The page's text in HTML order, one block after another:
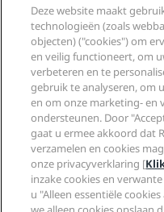
Radisson Hotels-app
Sports Approved-hotels
Gezinsvriendelijk hotels
Gezondheid en veiligheid
Radisson Hotel Group
Media
Vacatures RHG
Vacatures PPHE
Vacatures EHL
The Club by RHG
Hotelontwikkeling
Duurzaam ondernemen
Inkoop
Juridisch
Privacycentrum
Juridische kennisgeving
Algemene voorwaarden
Gebruikersovereenkomst
Digitale toegankelijkheid
Verklaring inzake
Help
Waarschuwingen voor
Contactgegevens
Veelgestelde vragen
Sitemap
Social media
Radisson Hotels Brands
Deze website maakt
technologieën (zoals
objecten) ("cookies") om
en veilig functioneert, om
verbeteren en te
gebruik te analyseren, om
en om onze marketing- en
ondersteunen. Door
gaat u ermee akkoord dat
verzamelen en cookies
onze privacyverklaring [
inzake cookies en
u "Alleen essentiële